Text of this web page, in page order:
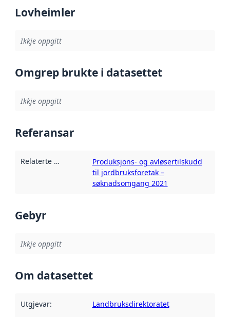
Lovheimler
Ikkje oppgitt
Omgrep brukte i datasettet
Ikkje oppgitt
Referansar
Relaterte ressursar
Produksjons- og avløsertilskudd
til jordbruksforetak –
søknadsomgang 2021
Gebyr
Ikkje oppgitt
Om datasettet
Utgjevar: Landbruksdirektoratet